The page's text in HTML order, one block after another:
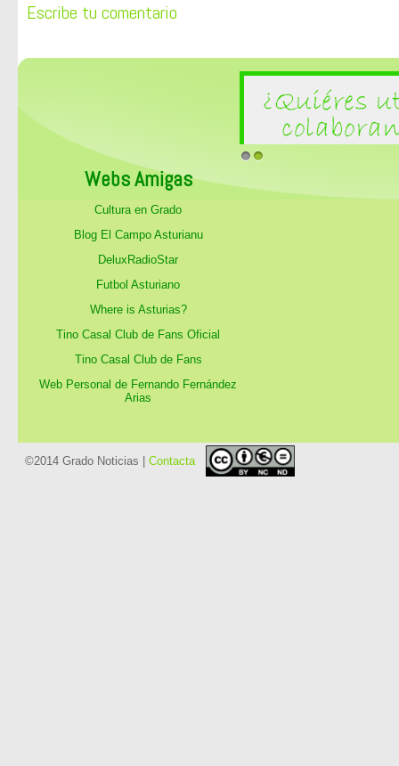
Escribe tu comentario
Webs Amigas
Cultura en Grado
Blog El Campo Asturianu
DeluxRadioStar
Futbol Asturiano
Where is Asturias?
Tino Casal Club de Fans Oficial
Tino Casal Club de Fans
Web Personal de Fernando Fernández
Arias
©2014 Grado Noticias | Contacta